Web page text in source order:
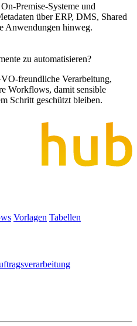
Premise-Systeme und
über ERP, DMS, Shared
Anwendungen hinweg.
zu automatisieren?
freundliche Verarbeitung,
Workflows, damit sensible
Schritt geschützt bleiben.
Vorlagen Tabellen